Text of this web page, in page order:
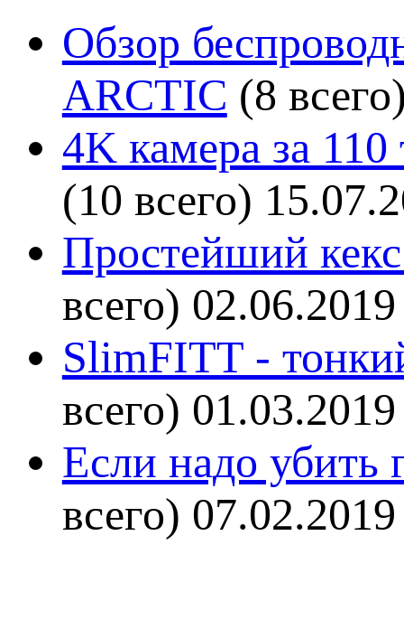
Обзор
ARCTIC (8
4K камера за
(10 всего)
Простейший кекс
всего) 02.06.2019
SlimFITT -
всего) 01.03.2019
Если надо убить
всего) 07.02.2019